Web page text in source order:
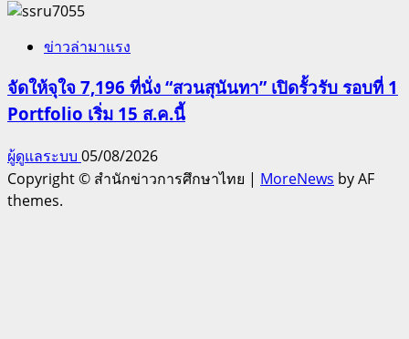
ข่าวล่ามาแรง
จัดให้จุใจ 7,196 ที่นั่ง “สวนสุนันทา” เปิดรั้วรับ รอบที่ 1
Portfolio เริ่ม 15 ส.ค.นี้
ผู้ดูแลระบบ 05/08/2026
Copyright © สำนักข่าวการศึกษาไทย | MoreNews by AF
themes.